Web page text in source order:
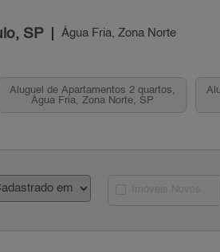
SP Água Fria, Zona Norte
Aluguel de Apartamentos 2 quartos,
Água Fria, Zona Norte, SP